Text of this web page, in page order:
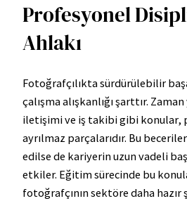
Profesyonel
Ahlakı
Fotoğrafçılıkta sürdürülebilir
çalışma alışkanlığı şarttır.
iletişimi ve iş takibi gibi konular,
ayrılmaz parçalarıdır. Bu
edilse de kariyerin uzun vadeli
etkiler. Eğitim sürecinde bu
fotoğrafçının sektöre daha hazır